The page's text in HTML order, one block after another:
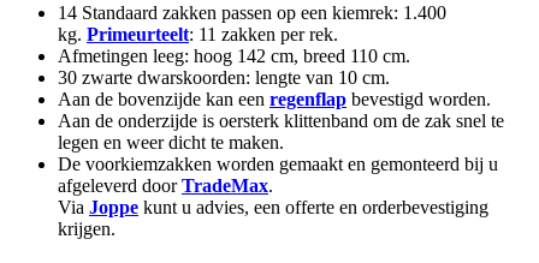
14 Standaard zakken passen op een kiemrek: 1.400
kg. Primeurteelt: 11 zakken per rek.
Afmetingen leeg: hoog 142 cm, breed 110 cm.
30 zwarte dwarskoorden: lengte van 10 cm.
Aan de bovenzijde kan een regenflap bevestigd worden.
Aan de onderzijde is oersterk klittenband om de zak snel te
legen en weer dicht te maken.
De voorkiemzakken worden gemaakt en gemonteerd bij u
afgeleverd doorTradeMax.
Via Joppe kunt u advies, een offerte en orderbevestiging
krijgen.